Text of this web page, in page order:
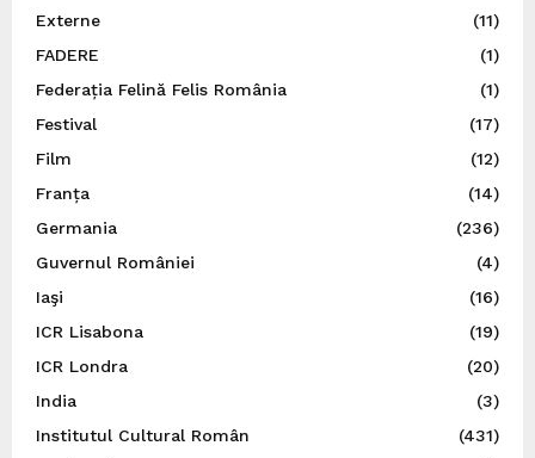
Externe
(11)
FADERE
(1)
Federația Felină Felis România
(1)
Festival
(17)
Film
(12)
Franța
(14)
Germania
(236)
Guvernul României
(4)
Iaşi
(16)
ICR Lisabona
(19)
ICR Londra
(20)
India
(3)
Institutul Cultural Român
(431)